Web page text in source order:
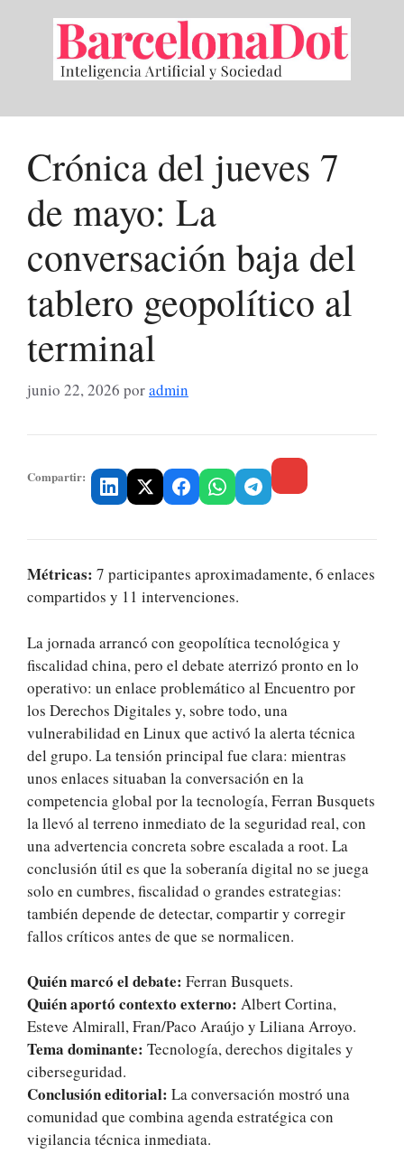
contenido
Crónica del jueves 7
de mayo: La
conversación baja del
tablero geopolítico al
terminal
junio 22, 2026 poradmin
Compartir:
Métricas: 7 participantes aproximadamente, 6 enlaces
compartidos y 11 intervenciones.
La jornada arrancó con geopolítica tecnológica y
fiscalidad china, pero el debate aterrizó pronto en lo
operativo: un enlace problemático al Encuentro por
los Derechos Digitales y, sobre todo, una
vulnerabilidad en Linux que activó la alerta técnica
del grupo. La tensión principal fue clara: mientras
unos enlaces situaban la conversación en la
competencia global por la tecnología, Ferran Busquets
la llevó al terreno inmediato de la seguridad real, con
una advertencia concreta sobre escalada a root. La
conclusión útil es que la soberanía digital no se juega
solo en cumbres, fiscalidad o grandes estrategias:
también depende de detectar, compartir y corregir
fallos críticos antes de que se normalicen.
Quién marcó el debate: Ferran Busquets.
Quién aportó contexto externo: Albert Cortina,
Esteve Almirall, Fran/Paco Araújo y Liliana Arroyo.
Tema dominante: Tecnología, derechos digitales y
ciberseguridad.
Conclusión editorial: La conversación mostró una
comunidad que combina agenda estratégica con
vigilancia técnica inmediata.